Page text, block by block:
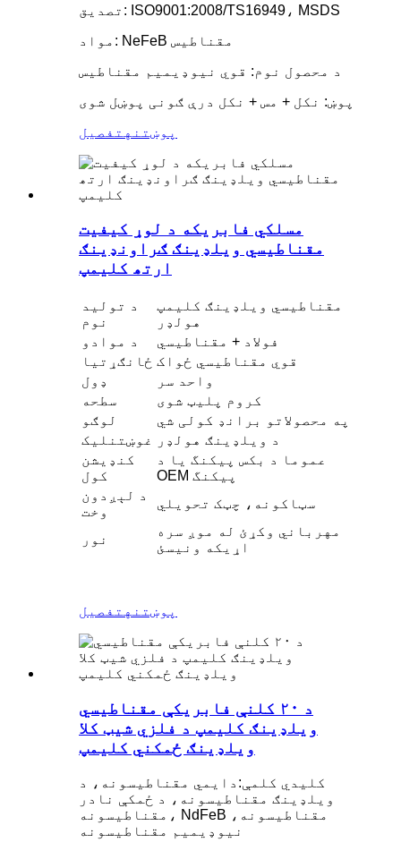
تصدیق: ISO9001:2008/TS16949، MSDS
مواد: NeFeB مقناطیس
د محصول نوم: قوي نیوډیمیم مقناطیس
پوښ: نکل + مس + نکل درې ګونی پوښل شوی
پوښتنه تفصیل
مسلکي فابریکه د لوړ کیفیت
مقناطیسي ویلډینګ ګراونډینګ
ارتھ کلیمپ
د تولید
نوم
مقناطیسي ویلډینګ کلیمپ
هولډر
د موادو
فولاد + مقناطیسي
ځانګړتیا قوي مقناطیسي ځواک
ډول
واحد سر
سطحه
کروم پلیټ شوی
لوګو
په محصولاتو برانډ کولی شي
غوښتنلیک
د ویلډینګ هولډر
کنډیشن
کول
عموما د بکس پیکنگ یا د
OEM پیکنگ
د لېږدون
وخت
سټاکونه، چټک تحویلي
نور
مهرباني وکړئ له موږ سره
اړیکه ونیسئ
پوښتنه تفصیل
د ۲۰ کلنې فابریکې مقناطیسي
ویلډینګ کلیمپ د فلزي شیټ کلا
ویلډینګ ځمکني کلیمپ
کلیدي کلمې: دایمي مقناطیسونه، د
ویلډینګ مقناطیسونه، د ځمکې نادر
مقناطیسونه، NdFeB مقناطیسونه،
نیوډیمیم مقناطیسونه